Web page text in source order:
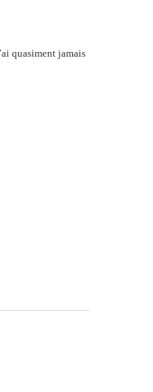
quasiment jamais